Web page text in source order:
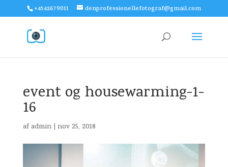
+4542679011 denprofessionellefotograf@gmail.com
event og housewarming-1-
16
af admin| nov 25, 2018